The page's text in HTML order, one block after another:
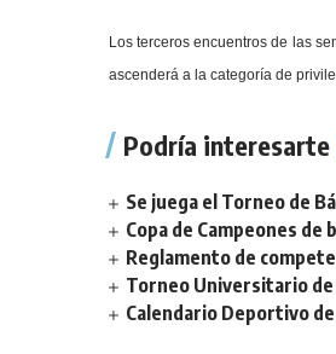
Los terceros encuentros de las
ascenderá a la categoría de
Podría interesarte
Se juega el Torneo de
Copa de Campeones
Reglamento de
Torneo Universitario
Calendario Deportivo